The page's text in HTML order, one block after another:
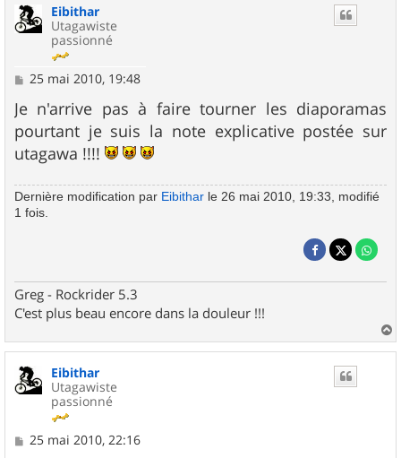
Eibithar
Utagawiste
passionné
M
s
s
a
g
e
25 mai 2010, 19:48
Je n'arrive pas à faire tourner les diaporamas
pourtant je suis la note explicative postée sur
utagawa !!!!
Dernière modification par Eibithar le 26 mai 2010, 19:33, modifié
1 fois.
Greg - Rockrider 5.3
C'est plus beau encore dans la douleur !!!
a
Eibithar
Utagawiste
passionné
M
25 mai 2010, 22:16